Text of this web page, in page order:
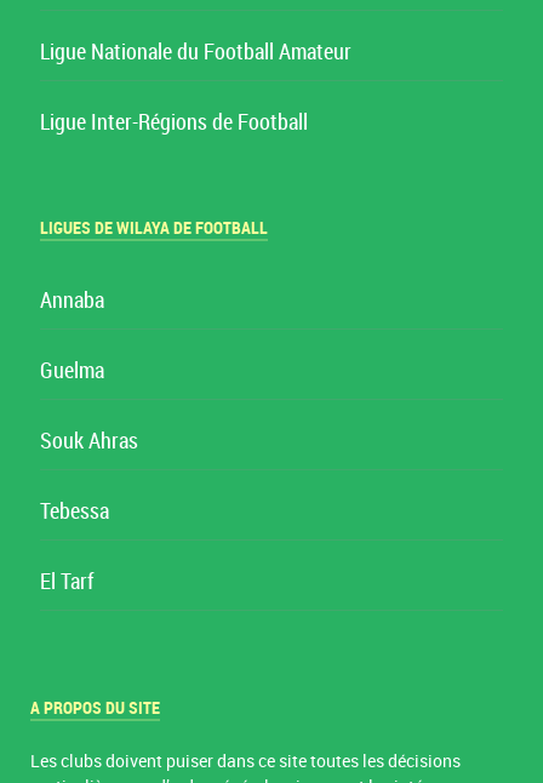
Ligue Nationale du Football Amateur
Ligue Inter-Régions de Football
LIGUES DE WILAYA DE FOOTBALL
Annaba
Guelma
Souk Ahras
Tebessa
El Tarf
A PROPOS DU SITE
Les clubs doivent puiser dans ce site toutes les décisions